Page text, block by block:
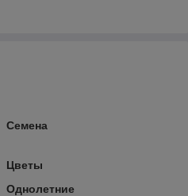
Семена
Цветы
Однолетние